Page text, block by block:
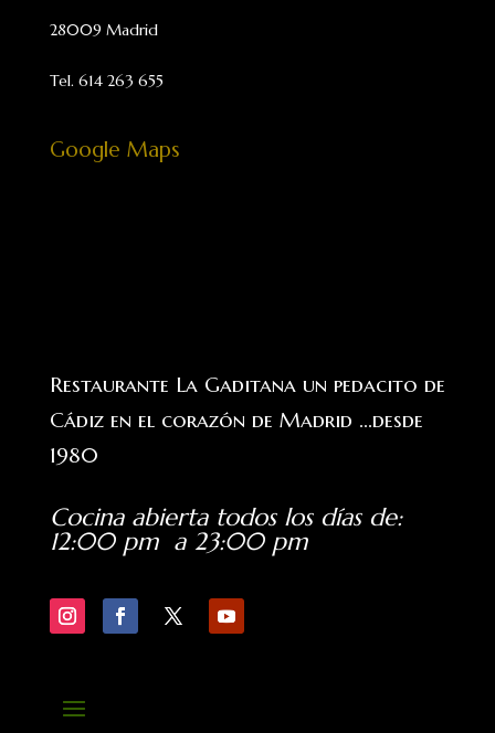
28009 Madrid
Tel. 614 263 655
Google Maps
Restaurante La Gaditana un pedacito de
Cádiz en el corazón de Madrid ...desde
1980
Cocina abierta todos los días de:
12:00 pm a 23:00 pm